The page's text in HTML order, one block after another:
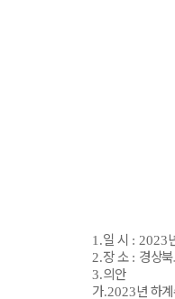
1.일 시 : 2023
2.장 소 : 경상
3.의안
가.2023년 하